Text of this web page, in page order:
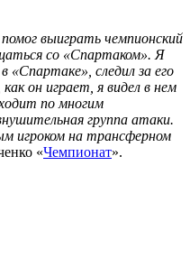
выиграть чемпионский
со «Спартаком». Я
«Спартаке», следил за его
он играет, я видел в нем
по многим
группа атаки.
игроком на трансферном
«Чемпионат».